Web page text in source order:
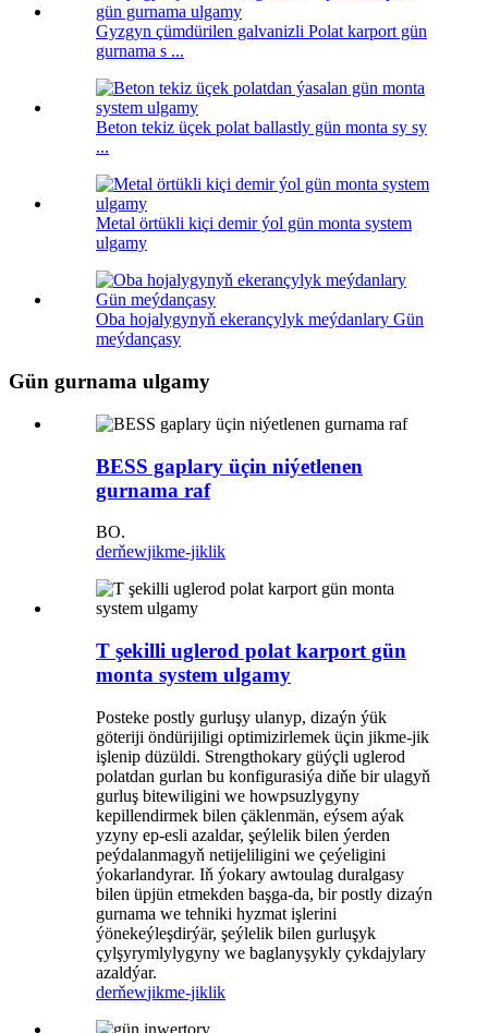
Gyzgyn çümdürilen galvanizli Polat karport gün
gurnama s ...
Beton tekiz üçek polat ballastly gün monta sy sy
...
Metal örtükli kiçi demir ýol gün monta system
ulgamy
Oba hojalygynyň ekerançylyk meýdanlary Gün
meýdançasy
Gün gurnama ulgamy
BESS gaplary üçin niýetlenen
gurnama raf
BO.
derňewjikme-jiklik
T şekilli uglerod polat karport gün
monta system ulgamy
Posteke postly gurluşy ulanyp, dizaýn ýük
göteriji öndürijiligi optimizirlemek üçin jikme-jik
işlenip düzüldi. Strengthokary güýçli uglerod
polatdan gurlan bu konfigurasiýa diňe bir ulagyň
gurluş bitewiligini we howpsuzlygyny
kepillendirmek bilen çäklenmän, eýsem aýak
yzyny ep-esli azaldar, şeýlelik bilen ýerden
peýdalanmagyň netijeliligini we çeýeligini
ýokarlandyrar. Iň ýokary awtoulag duralgasy
bilen üpjün etmekden başga-da, bir postly dizaýn
gurnama we tehniki hyzmat işlerini
ýönekeýleşdirýär, şeýlelik bilen gurluşyk
çylşyrymlylygyny we baglanyşykly çykdajylary
azaldýar.
derňewjikme-jiklik